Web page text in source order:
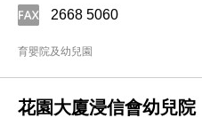
2668 5060
育嬰院及幼兒園
花園大廈浸信會幼兒院